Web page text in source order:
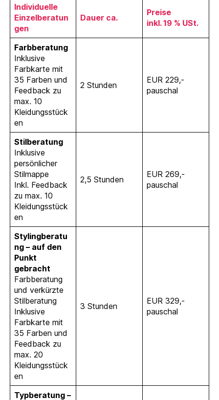
Individuelle
Einzelberatun
gen
Dauer ca.
Preise
inkl. 19 % USt.
Farbberatung
Inklusive
Farbkarte mit
35 Farben und
Feedback zu
max. 10
Kleidungsstück
en
2 Stunden
EUR 229,-
pauschal
Stilberatung
Inklusive
persönlicher
Stilmappe
Inkl. Feedback
zu max. 10
Kleidungsstück
en
2,5 Stunden
EUR 269,-
pauschal
Stylingberatu
ng – auf den
Punkt
gebracht
Farbberatung
und verkürzte
Stilberatung
Inklusive
Farbkarte mit
35 Farben und
Feedback zu
max. 20
Kleidungsstück
en
3 Stunden
EUR 329,-
pauschal
Typberatung –